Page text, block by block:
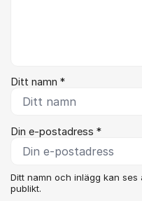
Ditt namn *
Din e-postadress *
Ditt namn och inlägg kan
publikt.